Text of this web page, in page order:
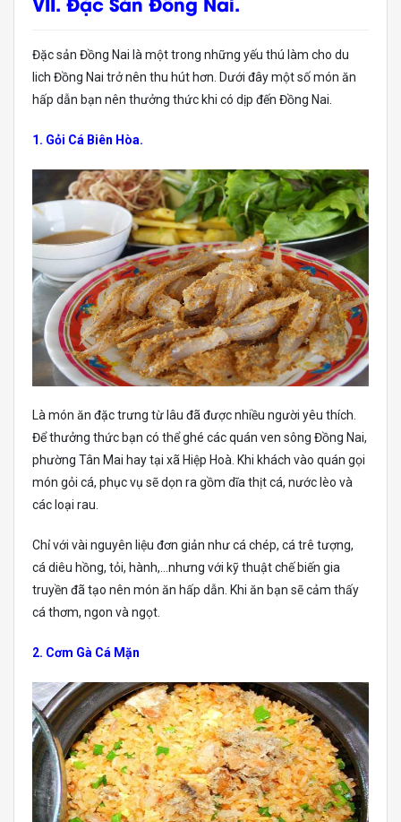
Đặc sản Đồng Nai là một trong những yếu thú làm cho du
lich Đồng Nai trở nên thu hút hơn. Dưới đây một số món ăn
hấp dẫn bạn nên thưởng thức khi có dịp đến Đồng Nai.
1. Gỏi Cá Biên Hòa.
Là món ăn đặc trưng từ lâu đã được nhiều người yêu thích.
Để thưởng thức bạn có thể ghé các quán ven sông Đồng Nai,
phường Tân Mai hay tại xã Hiệp Hoà. Khi khách vào quán gọi
món gỏi cá, phục vụ sẽ dọn ra gồm dĩa thịt cá, nước lèo và
các loại rau.
Chỉ với vài nguyên liệu đơn giản như cá chép, cá trê tượng,
cá diêu hồng, tỏi, hành,…nhưng với kỹ thuật chế biến gia
truyền đã tạo nên món ăn hấp dẫn. Khi ăn bạn sẽ cảm thấy
cá thơm, ngon và ngọt.
2. Cơm Gà Cá Mặn